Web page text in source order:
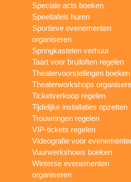
Speciale acts boeken
Speeltafels huren
Sportieve evenementen
organiseren
Springkastelen verhuur
Taart voor bruiloften regelen
Theatervoorstellingen boeken
Theaterworkshops
Ticketverkoop regelen
Tijdelijke installaties opzetten
Trouwringen regelen
VIP-tickets regelen
Videografie voor
Vuurwerkshows boeken
Winterse evenementen
organiseren